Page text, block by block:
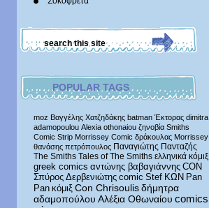
POPULAR TAGS
moz Βαγγέλης Χατζηδάκης batman Έκτορας dimitra
adamopoulou Alexia othonaiou ζηνοβία Smiths
Comic Strip Morrissey Comic δράκουλας Morrissey
θανάσης πετρόπουλος Παναγιώτης Πανταζής
The Smiths Tales of The Smiths ελληνικά κόμιξ
greek comics αντώνης βαβαγιάννης CON
Σπύρος Δερβενιώτης comic Stef ΚΩΝ Pan
Pan κόμιξ Con Chrisoulis δήμητρα
αδαμοπούλου Αλέξια Οθωναίου comics